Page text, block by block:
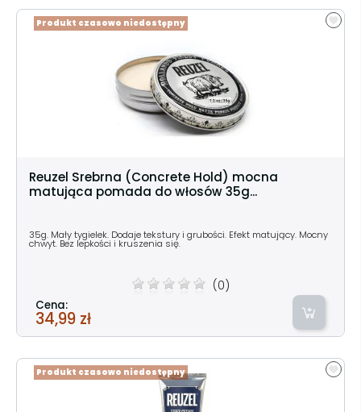
Reuzel Srebrna (Concrete Hold) mocna
matująca pomada do włosów 35g...
35g. Mały tygielek. Dodaje tekstury i grubości. Efekt matujący. Mocny
chwyt. Bez lepkości i kruszenia się.
(0)
Cena:
34,99 zł
Produkt czasowo niedostępny
Produkt czasowo niedostępny